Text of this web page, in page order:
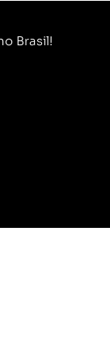
Brasil!